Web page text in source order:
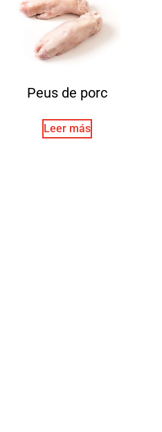
Peus de porc
Leer más